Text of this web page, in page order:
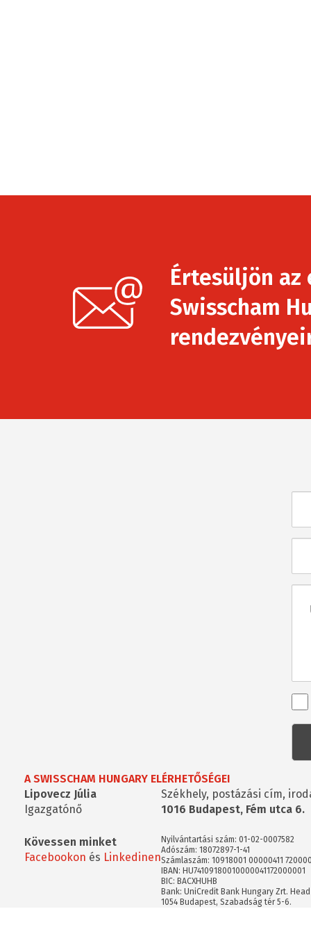
Értesüljön
Swisscham
A SWISSCHAM HUNGARY ELÉRHETŐSÉGEI
Lipovecz Júlia
Igazgatónő
Kövessen minket
Facebookon és Linkedinen
Székhely, postázási cím,
1016 Budapest, Fém utca 6.
Nyilvántartási szám: 01-02-0007582
Adószám: 18072897-1-41
Számlaszám: 10918001 00000411
IBAN: HU74109180010000041172000001
BIC: BACXHUHB
Bank: UniCredit Bank Hungary Zrt.
1054 Budapest, Szabadság tér 5-6.